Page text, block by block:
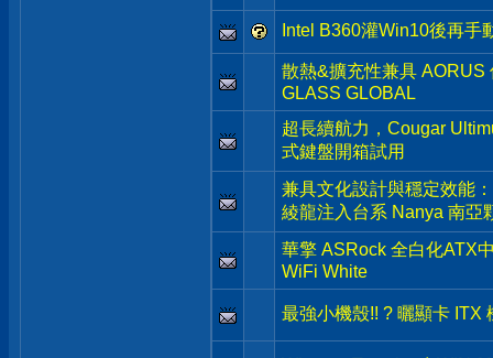
Intel B360灌Win10後再手
散熱&擴充性兼具 AORUS
GLASS GLOBAL
超長續航力，Cougar
式鍵盤開箱試用
兼具文化設計與穩定效能
綾龍注入台系 Nanya 南亞
華擎 ASRock 全白化ATX
WiFi White
最強小機殼!! ? 曬顯卡 ITX